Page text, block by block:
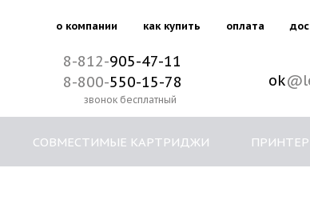
о компании как купить оплата
8-812-905-47-11
8-800-550-15-78
звонок бесплатный
ok
СОВМЕСТИМЫЕ КАРТРИДЖИ